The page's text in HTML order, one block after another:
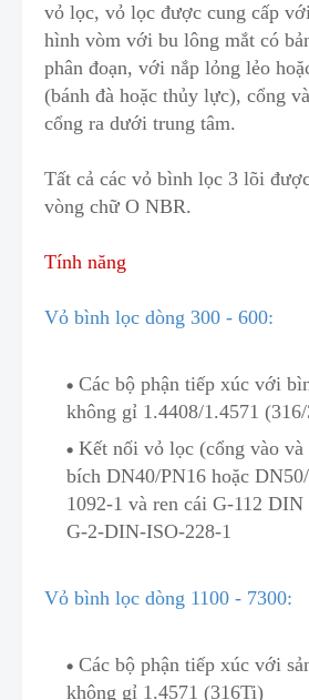
vỏ lọc, vỏ lọc được cung cấp
hình vòm với bu lông mắt có
phân đoạn, với nắp lỏng lẻo
(bánh đà hoặc thủy lực), cổng
cổng ra dưới trung tâm.
Tất cả các vỏ bình lọc 3 lõi
vòng chữ O NBR.
Tính năng
Vỏ bình lọc dòng 300 - 600:
Các bộ phận tiếp xúc với
không gỉ 1.4408/1.4571
Kết nối vỏ lọc (cổng vào
bích DN40/PN16 hoặc
1092-1 và ren cái G-112 DIN
G-2-DIN-ISO-228-1
Vỏ bình lọc dòng 1100 - 7300:
Các bộ phận tiếp xúc với
không gỉ 1.4571 (316Ti)